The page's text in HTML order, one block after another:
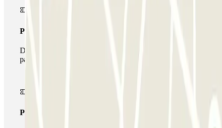
Pass unico
Durante il tuo soggiorno potrai entrare e uscire dal
parcheggio una sola volta
Pass multiparking